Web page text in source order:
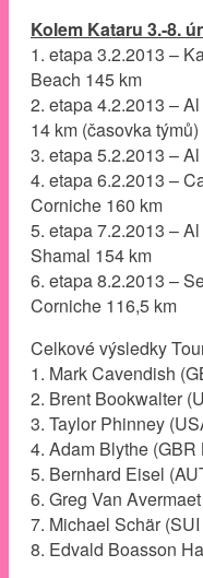
Kolem Kataru 3.-8.
1. etapa 3.2.2013 –
Beach 145 km
2. etapa 4.2.2013 –
14 km (časovka týmů)
3. etapa 5.2.2013 –
4. etapa 6.2.2013 –
Corniche 160 km
5. etapa 7.2.2013 –
Shamal 154 km
6. etapa 8.2.2013 –
Corniche 116,5 km
Celkové výsledky
1. Mark Cavendish
2. Brent Bookwalter
3. Taylor Phinney
4. Adam Blythe (GBR
5. Bernhard Eisel
6. Greg Van
7. Michael Schär
8. Edvald Boasson